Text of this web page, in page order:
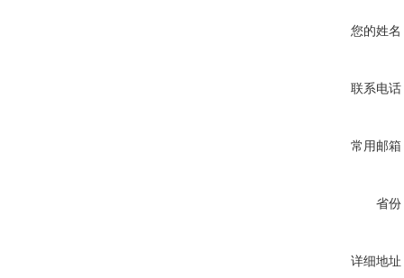
您的姓名
联系电话
常用邮箱
省份
详细地址